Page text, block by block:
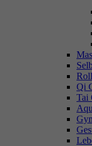
Qi
Tai